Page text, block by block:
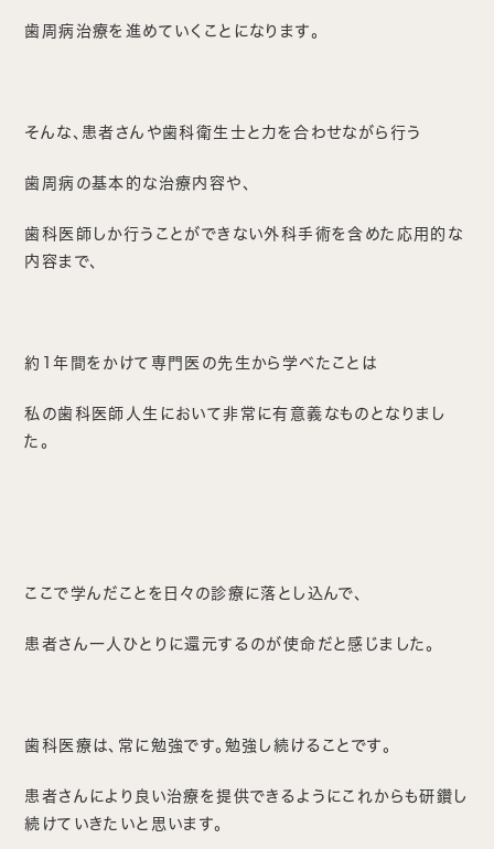
歯周病治療を進めていくことになります。
そんな、患者さんや歯科衛生士と力を合わせながら行う
歯周病の基本的な治療内容や、
歯科医師しか行うことができない外科手術を含めた応用的な
内容まで、
約1年間をかけて専門医の先生から学べたことは
私の歯科医師人生において非常に有意義なものとなりまし
た。
ここで学んだことを日々の診療に落とし込んで、
患者さん一人ひとりに還元するのが使命だと感じました。
歯科医療は、常に勉強です。勉強し続けることです。
患者さんにより良い治療を提供できるようにこれからも研鑽し
続けていきたいと思います。